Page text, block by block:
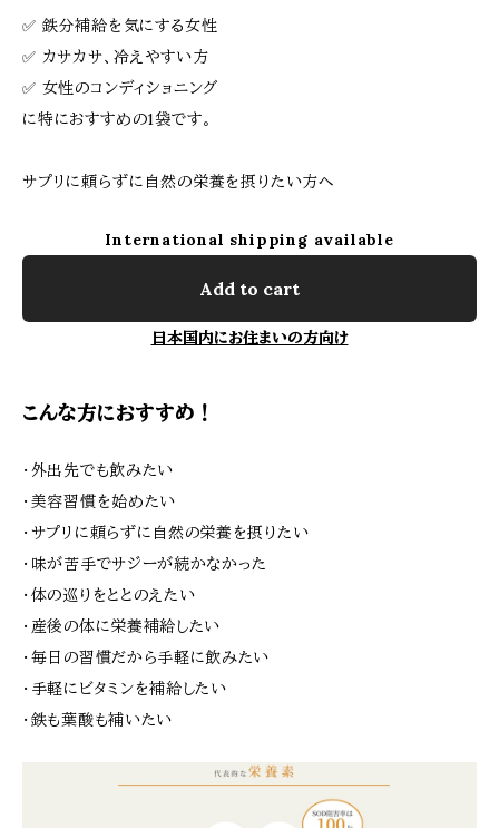
✅ 鉄分補給を気にする女性
✅ カサカサ、冷えやすい方
✅ 女性のコンディショニング
に特におすすめの1袋です。
サプリに頼らずに自然の栄養を摂りたい方へ
International shipping available
Add to cart
日本国内にお住まいの方向け
こんな方におすすめ！
・外出先でも飲みたい
・美容習慣を始めたい
・サプリに頼らずに自然の栄養を摂りたい
・味が苦手でサジーが続かなかった
・体の巡りをととのえたい
・産後の体に栄養補給したい
・毎日の習慣だから手軽に飲みたい
・手軽にビタミンを補給したい
・鉄も葉酸も補いたい